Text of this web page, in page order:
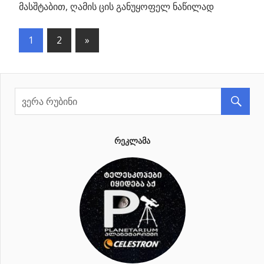
მასშტაბით, ღამის ცის განუყოფელ ნაწილად
პოსტების
ნავიგაცია
1 2
Next
Posts
»
ᲠᲔᲙᲚᲐᲛᲐ